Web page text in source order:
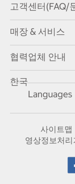
고객센터(FAQ/
매장 & 서비스
협력업체 안내
한국
Languages
사이트맵
영상정보처리